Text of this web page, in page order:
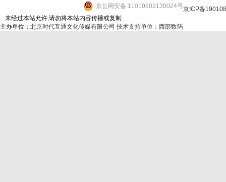
京公网安备 11010602130024号京ICP备
未经过本站允许,请勿将本站内容传播或复制
主办单位： 北京时代互通文化传媒有限公司 技术支持单位：西部数码